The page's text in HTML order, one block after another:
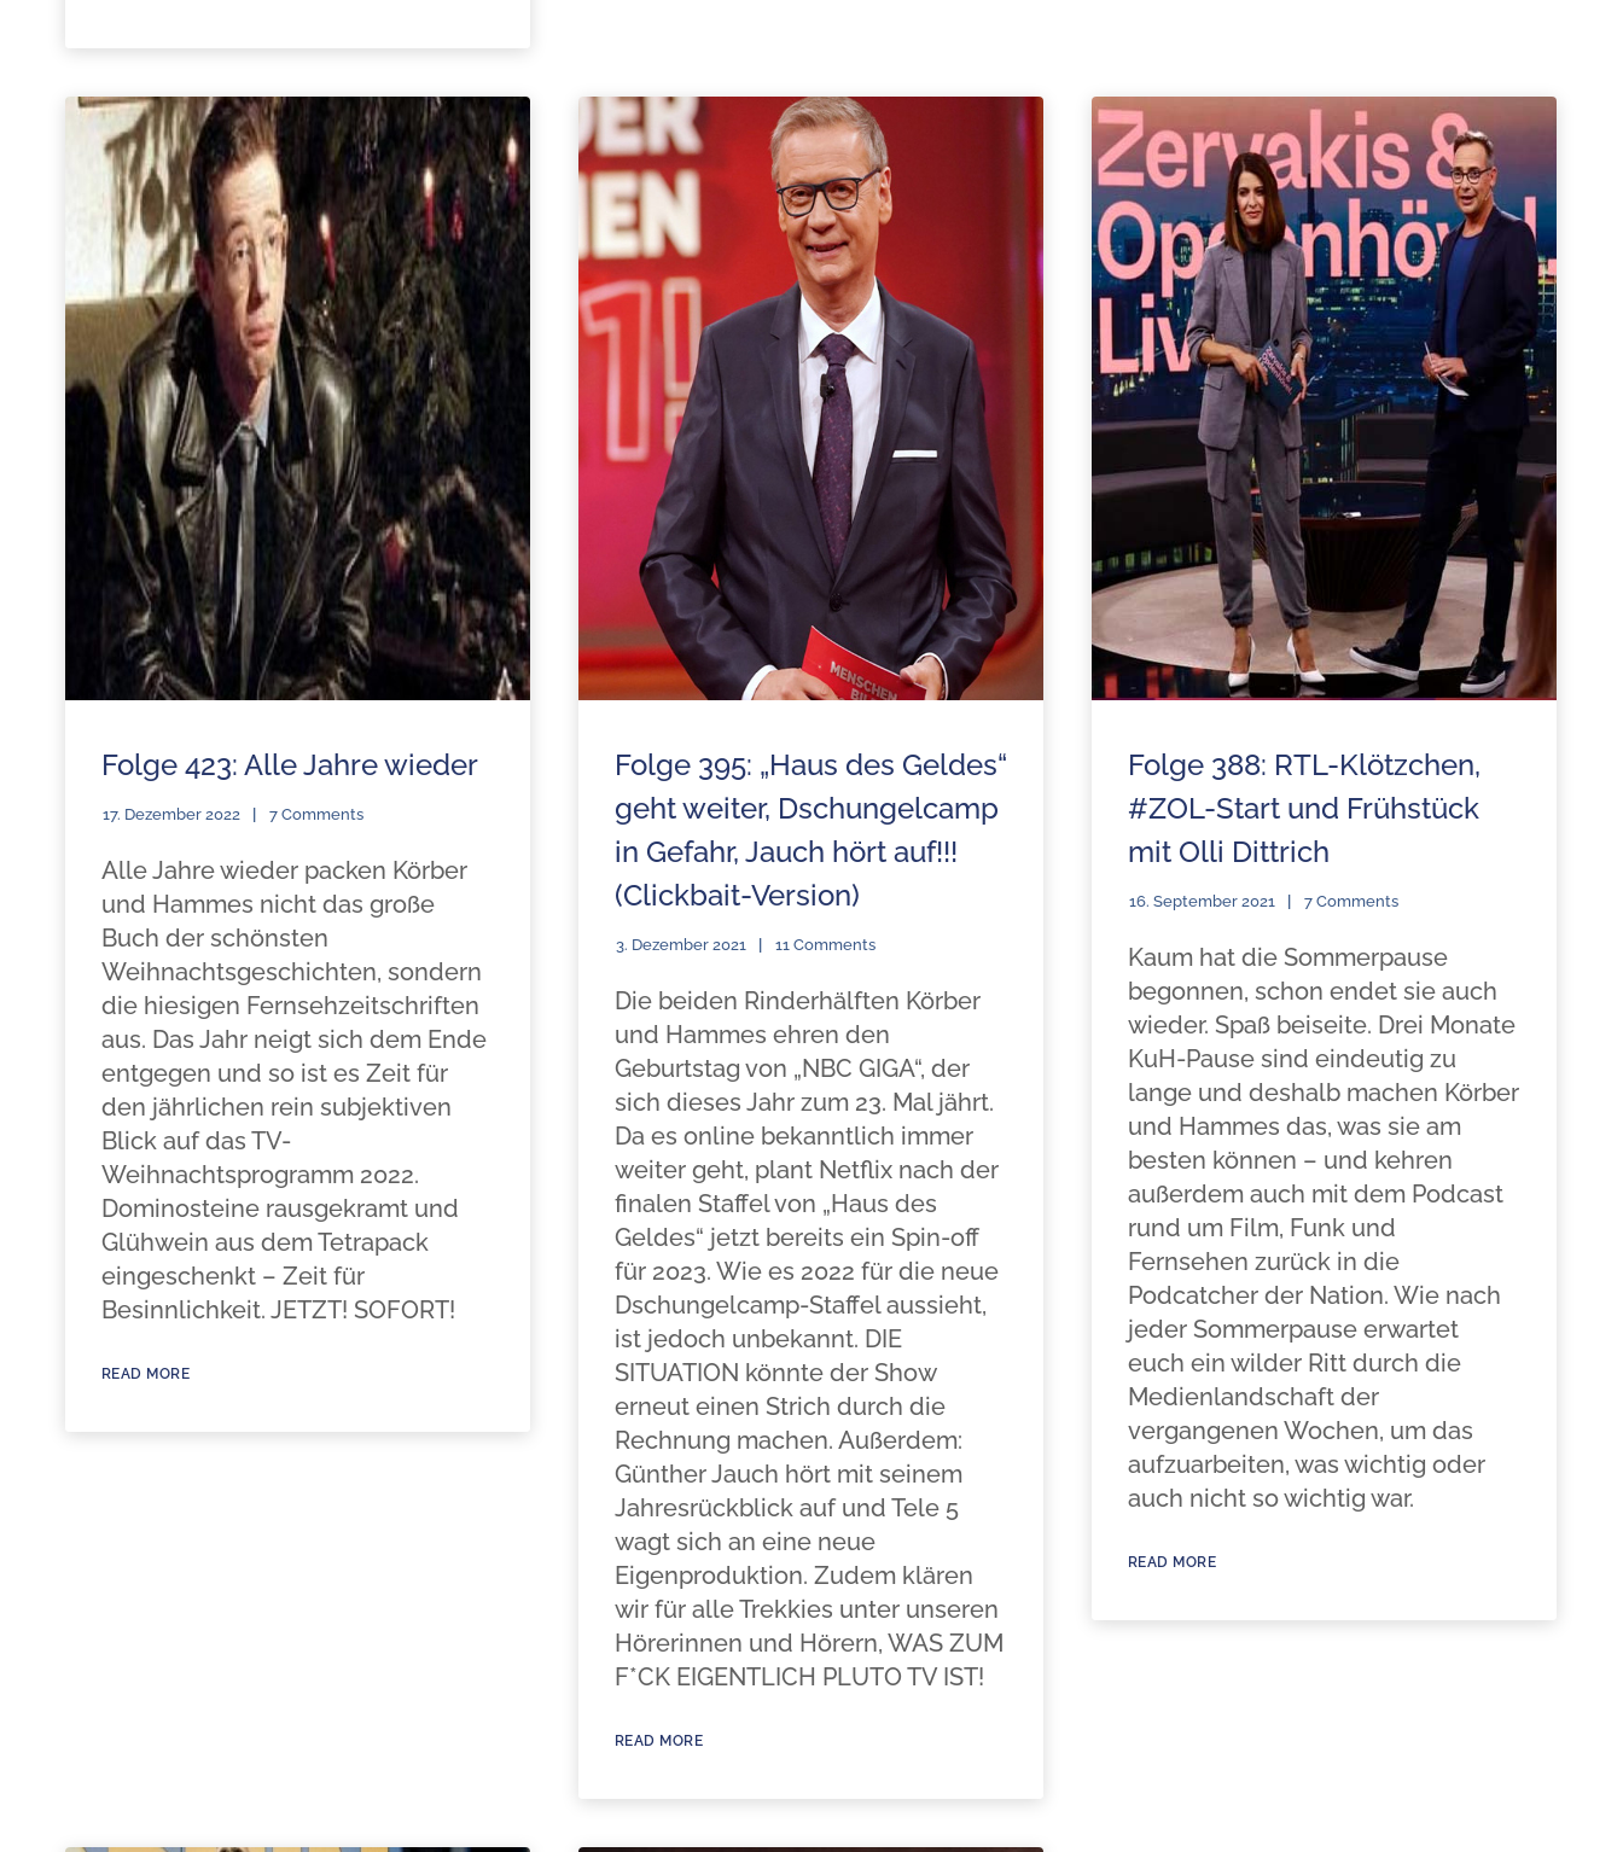
Folge 423: Alle Jahre wieder
17. Dezember 2022 7 Comments
Alle Jahre wieder packen Körber
und Hammes nicht das große
Buch der schönsten
Weihnachtsgeschichten, sondern
die hiesigen Fernsehzeitschriften
aus. Das Jahr neigt sich dem Ende
entgegen und so ist es Zeit für
den jährlichen rein subjektiven
Blick auf das TV-
Weihnachtsprogramm 2022.
Dominosteine rausgekramt und
Glühwein aus dem Tetrapack
eingeschenkt – Zeit für
Besinnlichkeit. JETZT! SOFORT!
READ MORE
Folge 395: „Haus des Geldes“
geht weiter, Dschungelcamp
in Gefahr, Jauch hört auf!!!
(Clickbait-Version)
3. Dezember 2021 11 Comments
Die beiden Rinderhälften Körber
und Hammes ehren den
Geburtstag von „NBC GIGA“, der
sich dieses Jahr zum 23. Mal jährt.
Da es online bekanntlich immer
weiter geht, plant Netflix nach der
finalen Staffel von „Haus des
Geldes“ jetzt bereits ein Spin-off
für 2023. Wie es 2022 für die neue
Dschungelcamp-Staffel aussieht,
ist jedoch unbekannt. DIE
SITUATION könnte der Show
erneut einen Strich durch die
Rechnung machen. Außerdem:
Günther Jauch hört mit seinem
Jahresrückblick auf und Tele 5
wagt sich an eine neue
Eigenproduktion. Zudem klären
wir für alle Trekkies unter unseren
Hörerinnen und Hörern, WAS ZUM
F*CK EIGENTLICH PLUTO TV IST!
READ MORE
Folge 388: RTL-Klötzchen,
#ZOL-Start und Frühstück
mit Olli Dittrich
16. September 2021 7 Comments
Kaum hat die Sommerpause
begonnen, schon endet sie auch
wieder. Spaß beiseite. Drei Monate
KuH-Pause sind eindeutig zu
lange und deshalb machen Körber
und Hammes das, was sie am
besten können – und kehren
außerdem auch mit dem Podcast
rund um Film, Funk und
Fernsehen zurück in die
Podcatcher der Nation. Wie nach
jeder Sommerpause erwartet
euch ein wilder Ritt durch die
Medienlandschaft der
vergangenen Wochen, um das
aufzuarbeiten, was wichtig oder
auch nicht so wichtig war.
READ MORE